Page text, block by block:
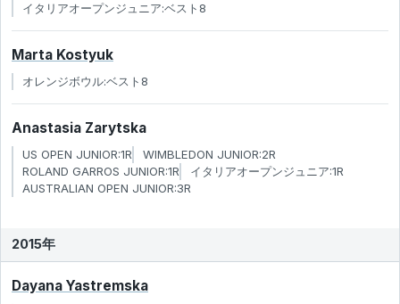
イタリアオープンジュニア:ベスト8
Marta Kostyuk
オレンジボウル:ベスト8
Anastasia Zarytska
US OPEN JUNIOR:1R
WIMBLEDON JUNIOR:2R
ROLAND GARROS JUNIOR:1R
イタリアオープンジュニア:1R
AUSTRALIAN OPEN JUNIOR:3R
2015年
Dayana Yastremska